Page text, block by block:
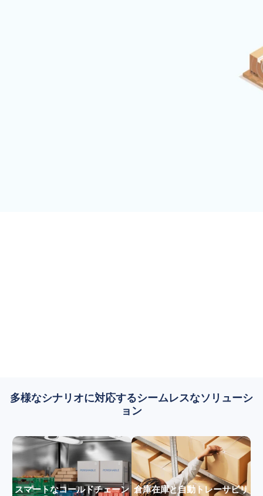
多様なシナリオに対応するシームレスなソリューシ
ョン
スマートなコールドチェーン 倉庫在庫と自動トレーサビリ